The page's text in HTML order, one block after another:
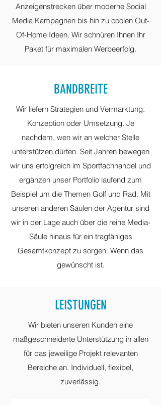
Anzeigenstrecken über moderne Social
Media Kampagnen bis hin zu coolen Out-
Of-Home Ideen. Wir schnüren Ihnen Ihr
Paket für maximalen Werbeerfolg.
BANDBREITE
Wir liefern Strategien und Vermarktung.
Konzeption oder Umsetzung. Je
nachdem, wen wir an welcher Stelle
unterstützen dürfen. Seit Jahren bewegen
wir uns erfolgreich im Sportfachhandel und
ergänzen unser Portfolio laufend zum
Beispiel um die Themen Golf und Rad. Mit
unseren anderen Säulen der Agentur sind
wir in der Lage auch über die reine Media-
Säule hinaus für ein tragfähiges
Gesamtkonzept zu sorgen. Wenn das
gewünscht ist.
LEISTUNGEN
Wir bieten unseren Kunden eine
maßgeschneiderte Unterstützung in allen
für das jeweilige Projekt relevanten
Bereiche an. Individuell, flexibel,
zuverlässig.